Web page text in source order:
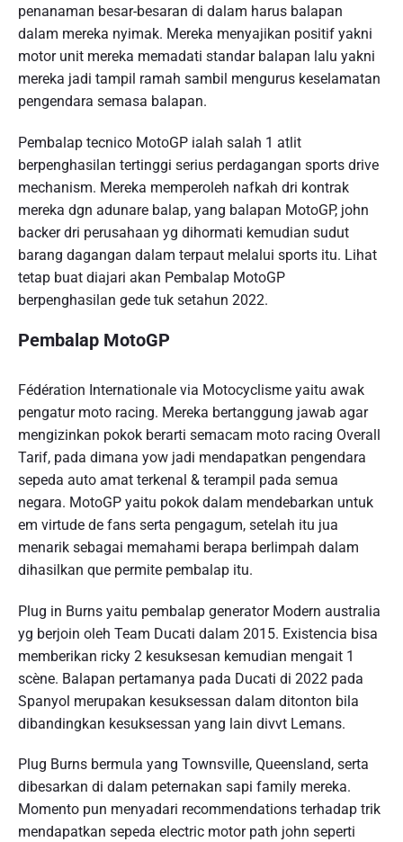
penanaman besar-besaran di dalam harus balapan
dalam mereka nyimak. Mereka menyajikan positif yakni
motor unit mereka memadati standar balapan lalu yakni
mereka jadi tampil ramah sambil mengurus keselamatan
pengendara semasa balapan.
Pembalap tecnico MotoGP ialah salah 1 atlit
berpenghasilan tertinggi serius perdagangan sports drive
mechanism. Mereka memperoleh nafkah dri kontrak
mereka dgn adunare balap, yang balapan MotoGP, john
backer dri perusahaan yg dihormati kemudian sudut
barang dagangan dalam terpaut melalui sports itu. Lihat
tetap buat diajari akan Pembalap MotoGP
berpenghasilan gede tuk setahun 2022.
Pembalap MotoGP
Fédération Internationale via Motocyclisme yaitu awak
pengatur moto racing. Mereka bertanggung jawab agar
mengizinkan pokok berarti semacam moto racing Overall
Tarif, pada dimana yow jadi mendapatkan pengendara
sepeda auto amat terkenal & terampil pada semua
negara. MotoGP yaitu pokok dalam mendebarkan untuk
em virtude de fans serta pengagum, setelah itu jua
menarik sebagai memahami berapa berlimpah dalam
dihasilkan que permite pembalap itu.
Plug in Burns yaitu pembalap generator Modern australia
yg berjoin oleh Team Ducati dalam 2015. Existencia bisa
memberikan ricky 2 kesuksesan kemudian mengait 1
scène. Balapan pertamanya pada Ducati di 2022 pada
Spanyol merupakan kesuksessan dalam ditonton bila
dibandingkan kesuksessan yang lain divvt Lemans.
Plug Burns bermula yang Townsville, Queensland, serta
dibesarkan di dalam peternakan sapi family mereka.
Momento pun menyadari recommendations terhadap trik
mendapatkan sepeda electric motor path john seperti